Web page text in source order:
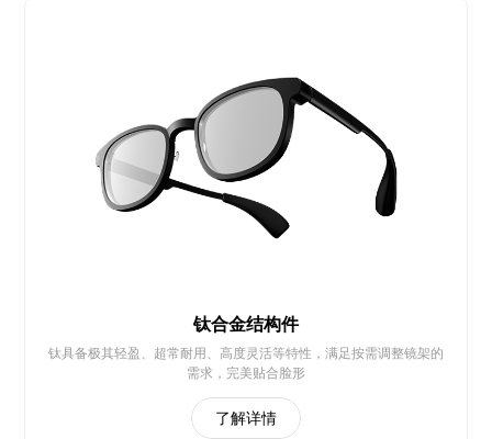
钛合金结构件
钛具备极其轻盈、超常耐用、高度灵活等特性，满足按需调整镜架的
需求，完美贴合脸形
了解详情